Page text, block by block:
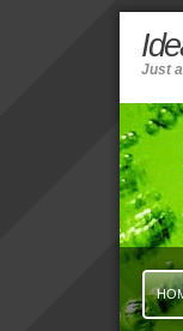
Just